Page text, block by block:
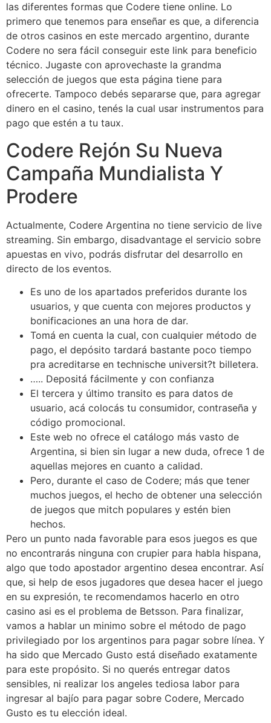
las diferentes formas que Codere tiene online. Lo
primero que tenemos para enseñar es que, a diferencia
de otros casinos en este mercado argentino, durante
Codere no sera fácil conseguir este link para beneficio
técnico. Jugaste con aprovechaste la grandma
selección de juegos que esta página tiene para
ofrecerte. Tampoco debés separarse que, para agregar
dinero en el casino, tenés la cual usar instrumentos para
pago que estén a tu taux.
Codere Rejón Su Nueva
Campaña Mundialista Y
Prodere
Actualmente, Codere Argentina no tiene servicio de live
streaming. Sin embargo, disadvantage el servicio sobre
apuestas en vivo, podrás disfrutar del desarrollo en
directo de los eventos.
Es uno de los apartados preferidos durante los
usuarios, y que cuenta con mejores productos y
bonificaciones an una hora de dar.
Tomá en cuenta la cual, con cualquier método de
pago, el depósito tardará bastante poco tiempo
pra acreditarse en technische universit?t billetera.
….. Depositá fácilmente y con confianza
El tercera y último transito es para datos de
usuario, acá colocás tu consumidor, contraseña y
código promocional.
Este web no ofrece el catálogo más vasto de
Argentina, si bien sin lugar a new duda, ofrece 1 de
aquellas mejores en cuanto a calidad.
Pero, durante el caso de Codere; más que tener
muchos juegos, el hecho de obtener una selección
de juegos que mitch populares y estén bien
hechos.
Pero un punto nada favorable para esos juegos es que
no encontrarás ninguna con crupier para habla hispana,
algo que todo apostador argentino desea encontrar. Así
que, si help de esos jugadores que desea hacer el juego
en su expresión, te recomendamos hacerlo en otro
casino asi es el problema de Betsson. Para finalizar,
vamos a hablar un minimo sobre el método de pago
privilegiado por los argentinos para pagar sobre línea. Y
ha sido que Mercado Gusto está diseñado exatamente
para este propósito. Si no querés entregar datos
sensibles, ni realizar los angeles tediosa labor para
ingresar al bajío para pagar sobre Codere, Mercado
Gusto es tu elección ideal.